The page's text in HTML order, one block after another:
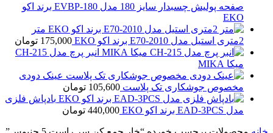
صفحه پولیش چسبدار سایز 180 مدل EVBP-180 برند اکو
EKO
متر
2متری استیل مدل E70-2010 برند اکو EKO
175,000 تومان
انبر پرچ مدل CH-215
میکا MIKA
عینک دودی
مخصوص جوشکاری تک پلاست 105,600 تومان
بادپاش فلزی
مدل EAD-3PCS برند اکو EKO
440,000 تومان